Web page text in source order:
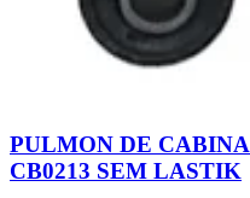
PULMON DE
CB0213 SEM LASTIK